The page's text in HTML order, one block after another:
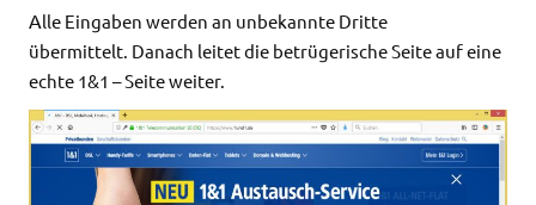
Alle Eingaben werden an unbekannte Dritte
übermittelt. Danach leitet die betrügerische Seite auf eine
echte 1&1 – Seite weiter.